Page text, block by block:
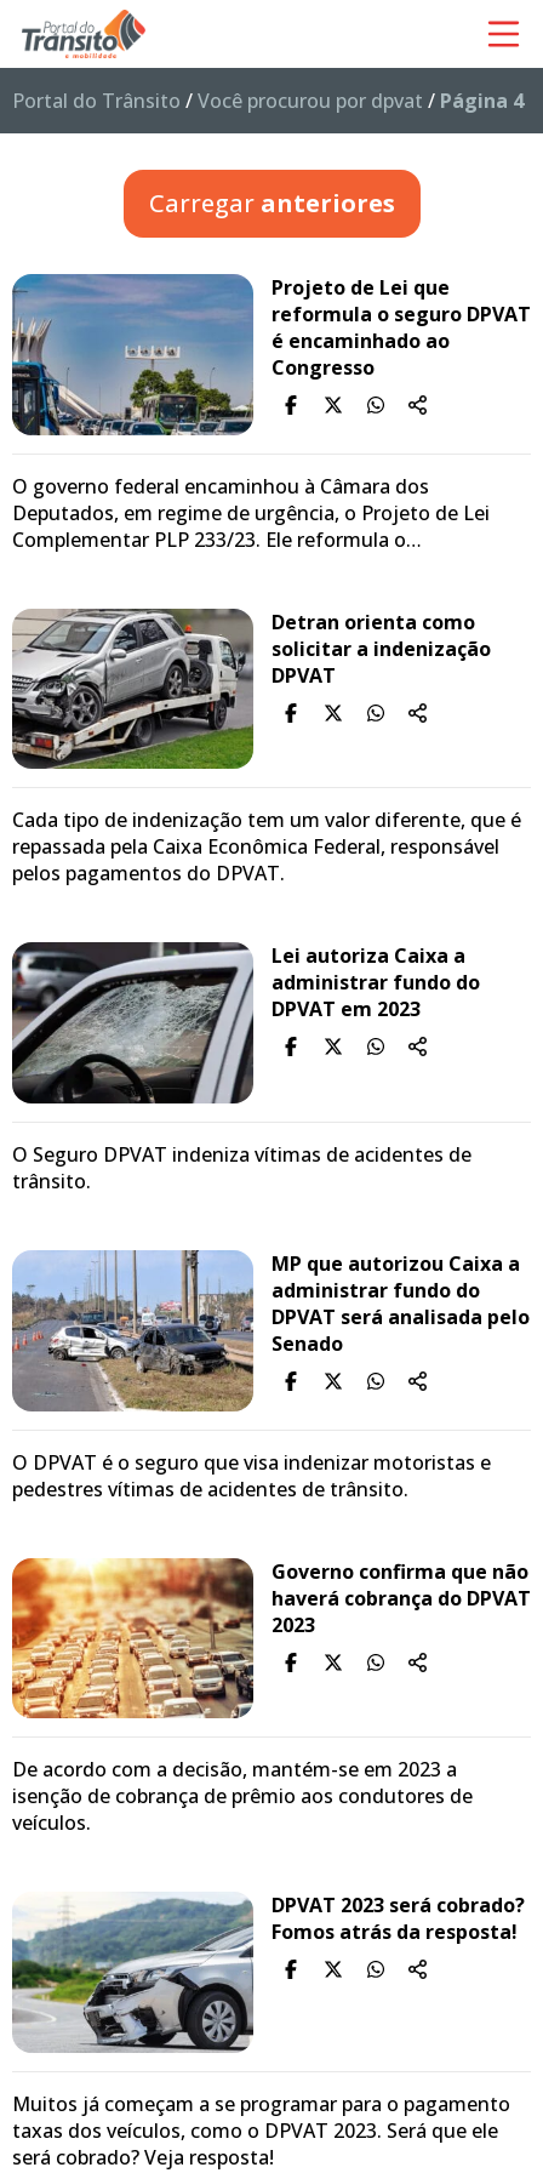
Portal do Trânsito /Você procurou por dpvat / Página 4
Carregar anteriores
Projeto de Lei que
reformula o seguro DPVAT
é encaminhado ao
Congresso
O governo federal encaminhou à Câmara dos
Deputados, em regime de urgência, o Projeto de Lei
Complementar PLP 233/23. Ele reformula o…
Detran orienta como
solicitar a indenização
DPVAT
Cada tipo de indenização tem um valor diferente, que é
repassada pela Caixa Econômica Federal, responsável
pelos pagamentos do DPVAT.
Lei autoriza Caixa a
administrar fundo do
DPVAT em 2023
O Seguro DPVAT indeniza vítimas de acidentes de
trânsito.
MP que autorizou Caixa a
administrar fundo do
DPVAT será analisada pelo
Senado
O DPVAT é o seguro que visa indenizar motoristas e
pedestres vítimas de acidentes de trânsito.
Governo confirma que não
haverá cobrança do DPVAT
2023
De acordo com a decisão, mantém-se em 2023 a
isenção de cobrança de prêmio aos condutores de
veículos.
DPVAT 2023 será cobrado?
Fomos atrás da resposta!
Muitos já começam a se programar para o pagamento
taxas dos veículos, como o DPVAT 2023. Será que ele
será cobrado? Veja resposta!